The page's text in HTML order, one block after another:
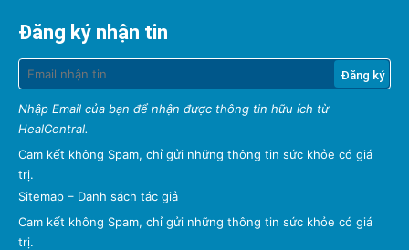
Đăng ký nhận tin
Nhập Email của bạn để nhận được thông tin hữu ích từ
HealCentral.
Cam kết không Spam, chỉ gửi những thông tin sức khỏe có giá
trị.
Sitemap – Danh sách tác giả
Cam kết không Spam, chỉ gửi những thông tin sức khỏe có giá
trị.